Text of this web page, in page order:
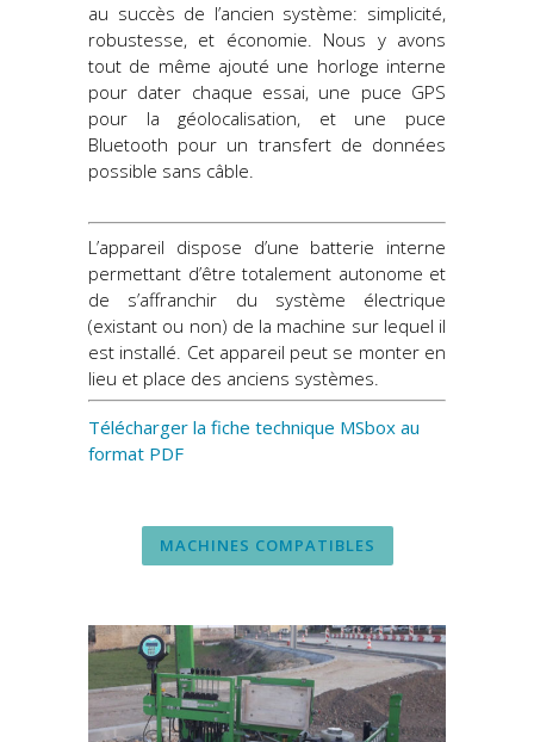
au succès de l’ancien système: simplicité,
robustesse, et économie. Nous y avons
tout de même ajouté une horloge interne
pour dater chaque essai, une puce GPS
pour la géolocalisation, et une puce
Bluetooth pour un transfert de données
possible sans câble.
L’appareil dispose d’une batterie interne
permettant d’être totalement autonome et
de s’affranchir du système électrique
(existant ou non) de la machine sur lequel il
est installé. Cet appareil peut se monter en
lieu et place des anciens systèmes.
Télécharger la fiche technique MSbox au
format PDF
MACHINES COMPATIBLES